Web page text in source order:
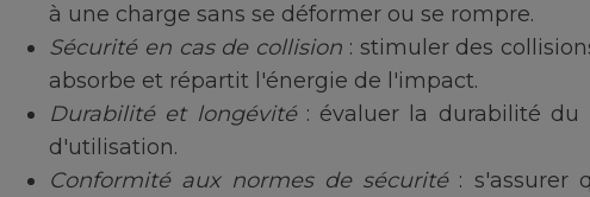
à une charge sans se déformer ou se rompre.
Sécurité en cas de collision : stimuler des
absorbe et répartit l'énergie de l'impact.
Durabilité et longévité: évaluer la durabilité du
d'utilisation.
Conformité aux normes de sécurité : s'assurer